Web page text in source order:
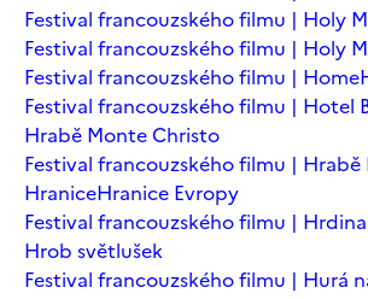
Festival francouzského filmu | Holy
Festival francouzského filmu | Holy
Festival francouzského filmu | Home
Festival francouzského filmu | Hotel
Hrabě Monte Christo
Festival francouzského filmu |
HraniceHranice Evropy
Festival francouzského filmu |
Hrob světlušek
Festival francouzského filmu | Hurá